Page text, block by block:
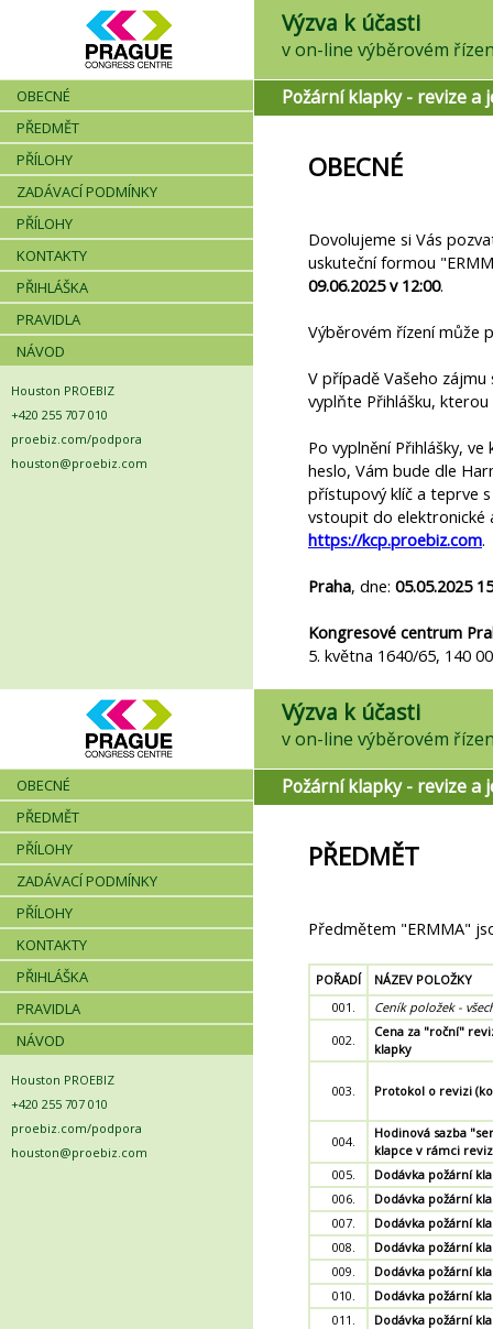
Výzva k účasti
OBECNÉ
PŘEDMĚT
PŘÍLOHY
ZADÁVACÍ PODMÍNKY
PŘÍLOHY
KONTAKTY
PŘIHLÁŠKA
PRAVIDLA
NÁVOD
Houston PROEBIZ
+420 255 707 010
proebiz.com/podpora
houston@proebiz.com
Požární klapky - revize a
OBECNÉ
Dovolujeme si Vás
uskuteční formou
09.06.2025 v 12:00.
Výběrovém řízení může
V případě Vašeho
vyplňte Přihlášku,
Po vyplnění Přihlášky,
heslo, Vám bude dle
přístupový klíč a teprve
vstoupit do elektronické
https://kcp.proebiz.com.
Praha, dne: 05.05.2025
Kongresové centrum
5. května 1640/65, 140
Výzva k účasti
OBECNÉ
PŘEDMĚT
PŘÍLOHY
ZADÁVACÍ PODMÍNKY
PŘÍLOHY
KONTAKTY
PŘIHLÁŠKA
PRAVIDLA
NÁVOD
Houston PROEBIZ
+420 255 707 010
proebiz.com/podpora
houston@proebiz.com
Požární klapky - revize a
PŘEDMĚT
Předmětem "ERMMA"
POŘADÍ
NÁZEV POLOŽKY
001.
Ceník položek -
002.
Cena za "roční"
klapky
003. Protokol o revizi
004.
Hodinová sazba
klapce v rámci
005.
Dodávka požární
006.
Dodávka požární
007.
Dodávka požární
008.
Dodávka požární
009.
Dodávka požární
010.
Dodávka požární
011.
Dodávka požární